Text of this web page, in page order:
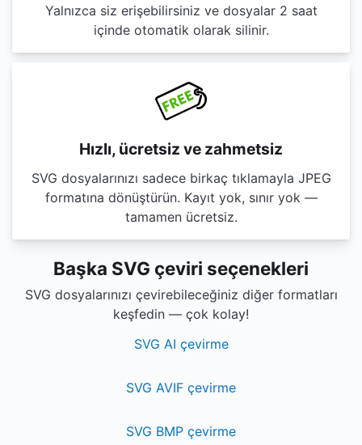
Yalnızca siz erişebilirsiniz ve dosyalar 2 saat
içinde otomatik olarak silinir.
Hızlı, ücretsiz ve zahmetsiz
SVG dosyalarınızı sadece birkaç tıklamayla JPEG
formatına dönüştürün. Kayıt yok, sınır yok —
tamamen ücretsiz.
Başka SVG çeviri seçenekleri
SVG dosyalarınızı çevirebileceğiniz diğer formatları
keşfedin — çok kolay!
SVG AI çevirme
SVG AVIF çevirme
SVG BMP çevirme